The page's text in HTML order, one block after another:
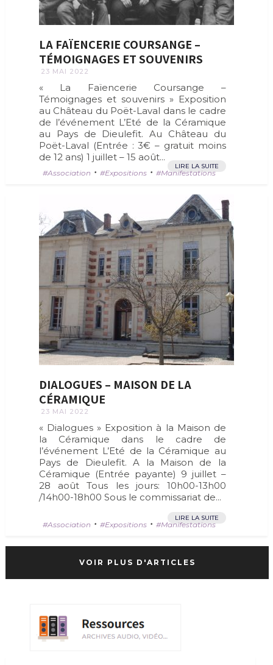
LA FAÏENCERIE COURSANGE –
TÉMOIGNAGES ET SOUVENIRS
23 MAI 2022
« La Faïencerie Coursange –
Témoignages et souvenirs » Exposition
au Château du Poët-Laval dans le cadre
de l’événement L’Eté de la Céramique
au Pays de Dieulefit. Au Château du
Poët-Laval (Entrée : 3€ – gratuit moins
de 12 ans) 1 juillet – 15 août...
LIRE LA SUITE
Association • Expositions • Manifestations
DIALOGUES – MAISON DE LA
CÉRAMIQUE
23 MAI 2022
« Dialogues » Exposition à la Maison de
la Céramique dans le cadre de
l’événement L’Eté de la Céramique au
Pays de Dieulefit. A la Maison de la
Céramique (Entrée payante) 9 juillet –
28 août Tous les jours: 10h00-13h00
/14h00-18h00 Sous le commissariat de...
LIRE LA SUITE
Association • Expositions • Manifestations
VOIR PLUS D'ARTICLES